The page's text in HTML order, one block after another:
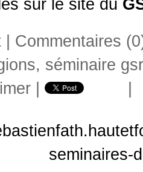
sur le site du
Commentaires
, séminaire
seminaires-